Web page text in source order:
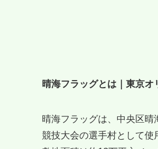
晴海フラッグとは｜東京
晴海フラッグは、中央区
競技大会の選手村として使